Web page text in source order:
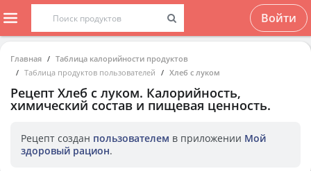
Войти
Главная
Таблица калорийности продуктов
Таблица продуктов пользователей
Хлеб с луком
Рецепт Хлеб с луком. Калорийность,
химический состав и пищевая ценность.
Рецепт создан пользователем в приложении Мой
здоровый рацион.